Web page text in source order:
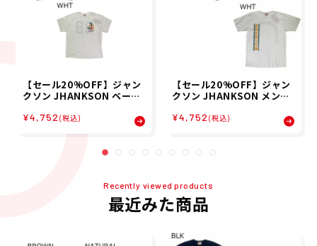
【セール20%OFF】ジャン
クソン JHANKSON ベース
ェア 半袖 Tシャツ BALL B
OY Tシャツ 24034 メンズ
男性 25SP 春夏
¥4,752 (税込)
【セール20%OFF】ジャン
クソン JHANKSON メンズ
半袖 Tシャツ JHK-T002 25
¥4,752 (税込)
Recently viewed products
最近みた商品